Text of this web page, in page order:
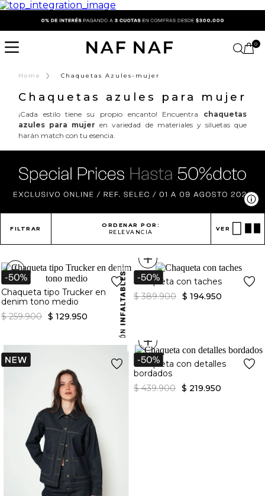
0
Home › Chaquetas Azules-mujer
Chaquetas azules para mujer
¡Cada estilo tiene su propio encanto! Encuentra chaquetas
azules para mujer en variedad de materiales y siluetas que
harán match con tu esencia.
FILTRAR
ORDENAR POR:
RELEVANCIA
VER
+
Chaqueta tipo Trucker en
denim tono medio
$ 259.900 $ 129.950
+
Chaqueta con taches
$ 389.900 $ 194.950
+
Chaqueta con detalles
bordados
$ 439.900 $ 219.950